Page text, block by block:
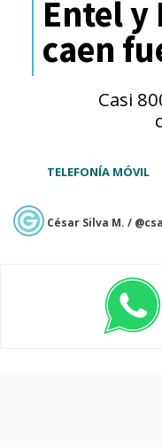
en
Aunque la
disponible
elegibles,
versión final
para el
¿Llegará
Entel y
caen
Casi
TELEFONÍA MÓVIL
César Silva M. /